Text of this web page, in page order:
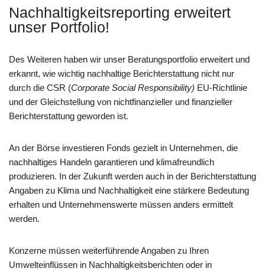
Nachhaltigkeitsreporting erweitert
unser Portfolio!
Des Weiteren haben wir unser Beratungsportfolio erweitert und
erkannt, wie wichtig nachhaltige Berichterstattung nicht nur
durch die CSR (Corporate Social Responsibility) EU-Richtlinie
und der Gleichstellung von nichtfinanzieller und finanzieller
Berichterstattung geworden ist.
An der Börse investieren Fonds gezielt in Unternehmen, die
nachhaltiges Handeln garantieren und klimafreundlich
produzieren. In der Zukunft werden auch in der Berichterstattung
Angaben zu Klima und Nachhaltigkeit eine stärkere Bedeutung
erhalten und Unternehmenswerte müssen anders ermittelt
werden.
Konzerne müssen weiterführende Angaben zu Ihren
Umwelteinflüssen in Nachhaltigkeitsberichten oder in